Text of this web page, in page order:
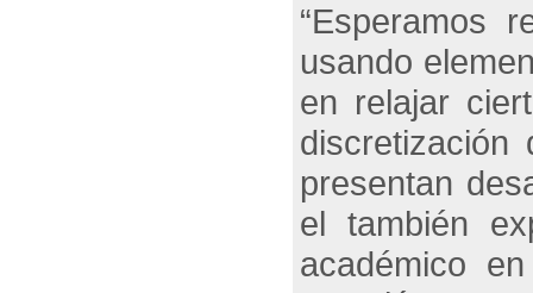
“Esperamos
usando
en relajar
presentan
el también
académico